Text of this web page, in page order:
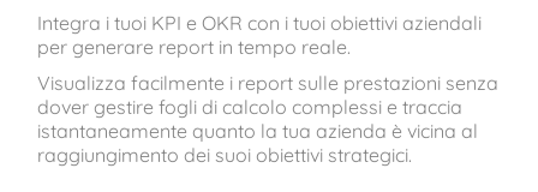
Integra i tuoi KPI e OKR con i tuoi obiettivi aziendali
per generare report in tempo reale.
Visualizza facilmente i report sulle prestazioni senza
dover gestire fogli di calcolo complessi e traccia
istantaneamente quanto la tua azienda è vicina al
raggiungimento dei suoi obiettivi strategici.